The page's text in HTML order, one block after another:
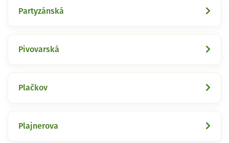
Partyzánská
Pivovarská
Plačkov
Plajnerova